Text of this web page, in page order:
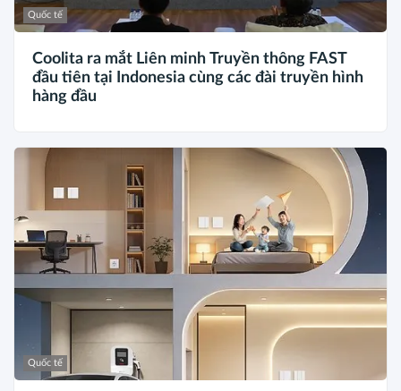
Quốc tế
Coolita ra mắt Liên minh Truyền thông FAST
đầu tiên tại Indonesia cùng các đài truyền hình
hàng đầu
Quốc tế